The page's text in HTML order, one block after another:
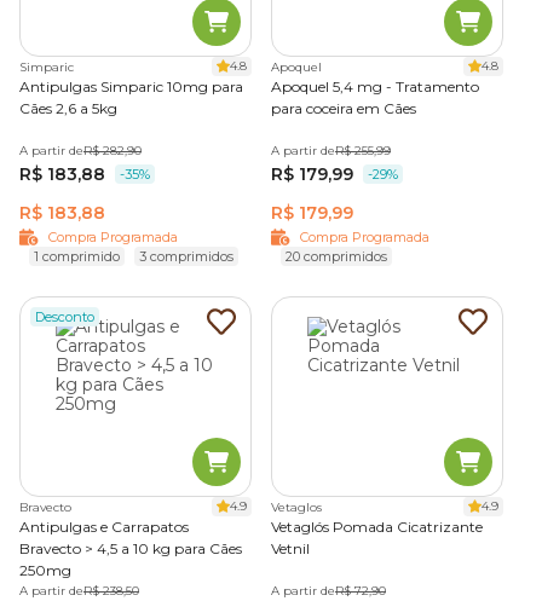
Simparic 4.8
Antipulgas Simparic 10mg para
Cães 2,6 a 5kg
A partir deR$ 282,90
R$ 183,88 -35%
R$ 183,88
Compra Programada
1 comprimido
3 comprimidos
Apoquel 4.8
Apoquel 5,4 mg - Tratamento
para coceira em Cães
A partir deR$ 255,99
R$ 179,99 -29%
R$ 179,99
Compra Programada
20 comprimidos
Desconto
Bravecto 4.9
Antipulgas e Carrapatos
Bravecto > 4,5 a 10 kg para Cães
250mg
A partir deR$ 238,50
Vetaglos 4.9
Vetaglós Pomada Cicatrizante
Vetnil
A partir deR$ 72,90